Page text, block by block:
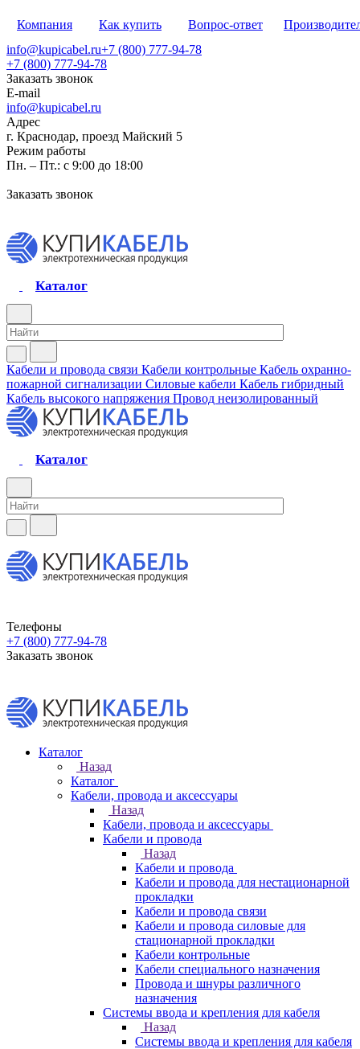
Компания Как купить Вопрос-ответ
info@kupicabel.ru+7 (800) 777-94-78
+7 (800) 777-94-78
Заказать звонок
E-mail
info@kupicabel.ru
Адрес
г. Краснодар, проезд Майский 5
Режим работы
Пн. – Пт.: с 9:00 до 18:00
Заказать звонок
Каталог
Кабели и провода связи Кабели контрольные Кабель охранно-
пожарной сигнализации Силовые кабели Кабель гибридный
Кабель высокого напряжения Провод неизолированный
Каталог
Телефоны
+7 (800) 777-94-78
Заказать звонок
Каталог
Назад
Каталог
Кабели, провода и аксессуары
Назад
Кабели, провода и аксессуары
Кабели и провода
Назад
Кабели и провода
Кабели и провода для нестационарной
прокладки
Кабели и провода связи
Кабели и провода силовые для
стационарной прокладки
Кабели контрольные
Кабели специального назначения
Провода и шнуры различного
назначения
Системы ввода и крепления для кабеля
Назад
Системы ввода и крепления для кабеля